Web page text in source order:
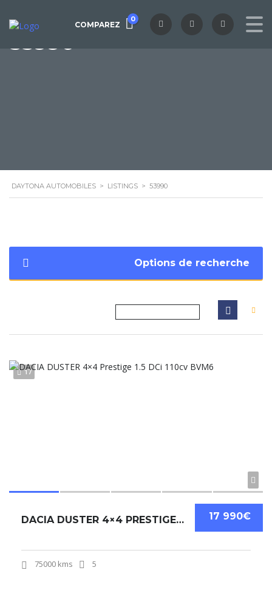
COMPAREZ
0
53990
DAYTONA AUTOMOBILES > LISTINGS > 53990
Options de recherche
17
17 990€
DACIA DUSTER 4×4 PRESTIGE 1.5 DCI 110CV BVM6
75000 kms 5